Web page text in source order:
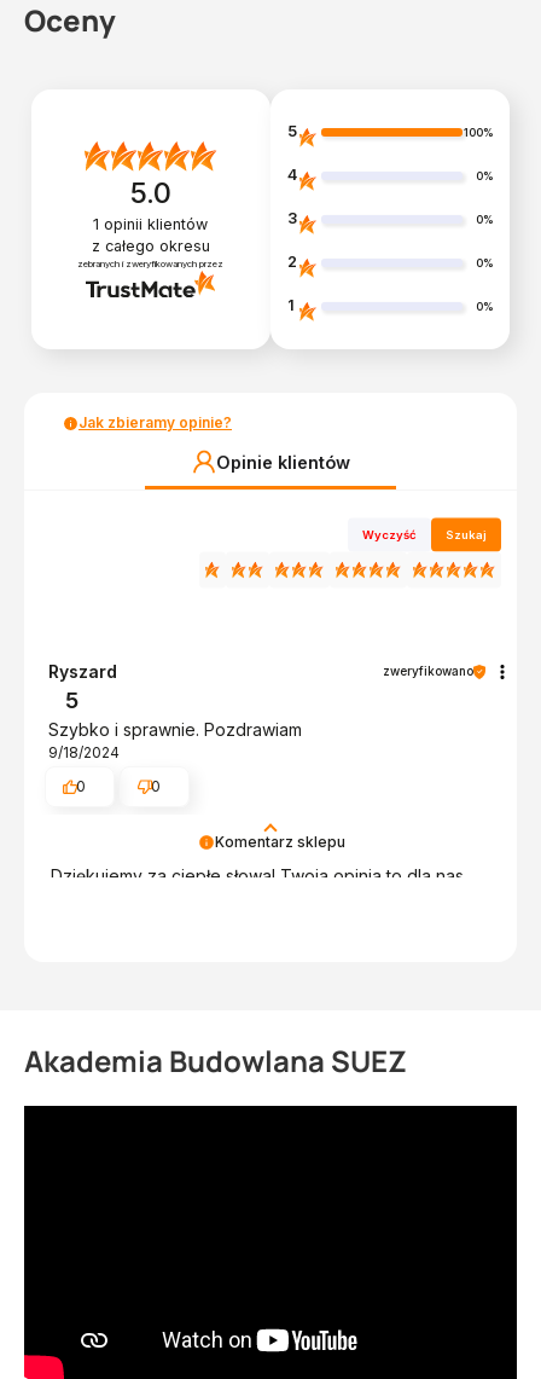
Oceny
5.0
1 opinii klientów
z całego okresu
zebranych i zweryfikowanych przez
5 100%
4 0%
3 0%
2 0%
1 0%
Jak zbieramy opinie?
Opinie klientów
Wyczyść Szukaj
Komentarz sklepu
Dziękujemy za ciepłe słowa! Twoja opinia to dla nas
Ryszard zweryfikowano
5
Szybko i sprawnie. Pozdrawiam
9/18/2024
0
0
Akademia Budowlana SUEZ